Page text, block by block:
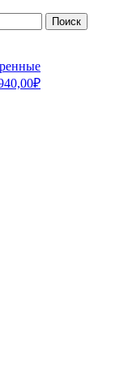
Поиск
₽